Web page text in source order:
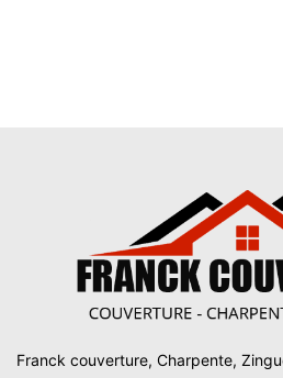
Franck couverture, Charpente,